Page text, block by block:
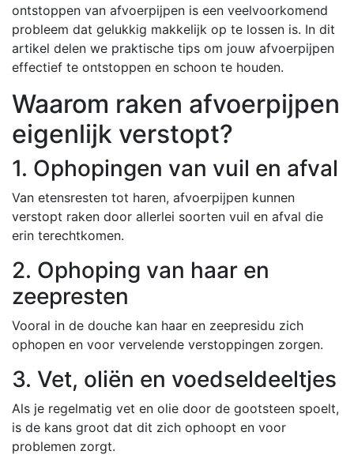
ontstoppen van afvoerpijpen is een veelvoorkomend
probleem dat gelukkig makkelijk op te lossen is. In dit
artikel delen we praktische tips om jouw afvoerpijpen
effectief te ontstoppen en schoon te houden.
Waarom raken afvoerpijpen
eigenlijk verstopt?
1. Ophopingen van vuil en afval
Van etensresten tot haren, afvoerpijpen kunnen
verstopt raken door allerlei soorten vuil en afval die
erin terechtkomen.
2. Ophoping van haar en
zeepresten
Vooral in de douche kan haar en zeepresidu zich
ophopen en voor vervelende verstoppingen zorgen.
3. Vet, oliën en voedseldeeltjes
Als je regelmatig vet en olie door de gootsteen spoelt,
is de kans groot dat dit zich ophoopt en voor
problemen zorgt.